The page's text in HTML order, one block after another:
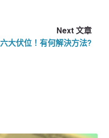
Next 文章
大伏位！有何解決方法?